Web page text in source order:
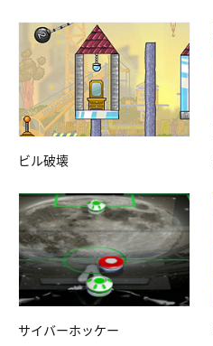
ビル破壊
サイバーホッケー